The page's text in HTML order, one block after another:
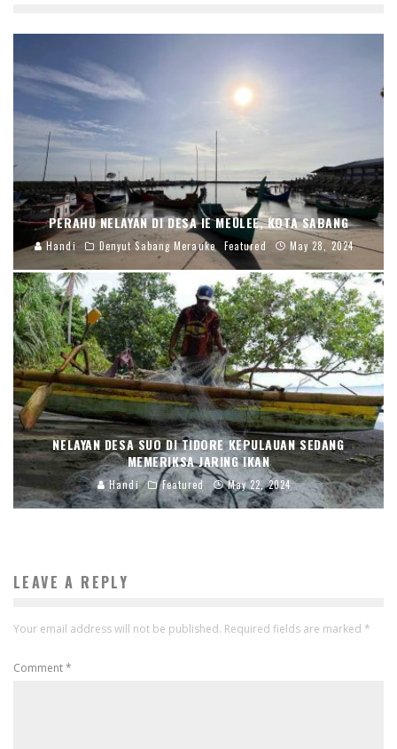
PERAHU NELAYAN DI DESA IE MEULEE, KOTA SABANG
Handi Denyut Sabang Merauke Featured May 28, 2024
NELAYAN DESA SUO DI TIDORE KEPULAUAN SEDANG
MEMERIKSA JARING IKAN
Handi Featured May 22, 2024
LEAVE A REPLY
Your email address will not be published. Required fields are marked *
Comment*